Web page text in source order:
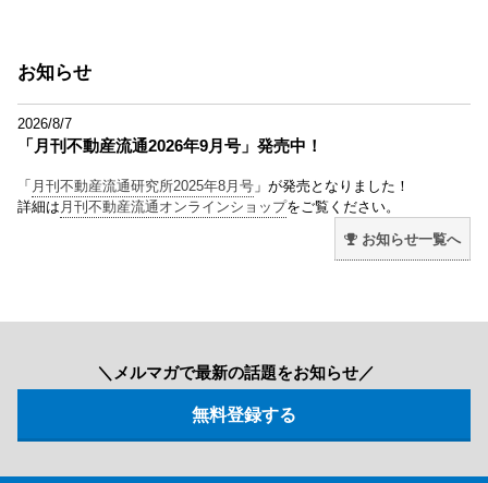
お知らせ
2026/8/7
「月刊不動産流通2026年9月号」発売中！
「 月刊不動産流通研究所2025年8月号 」が発売となりました！
詳細は 月刊不動産流通オンラインショップをご覧ください。
お知らせ一覧へ
＼メルマガで最新の話題をお知らせ／